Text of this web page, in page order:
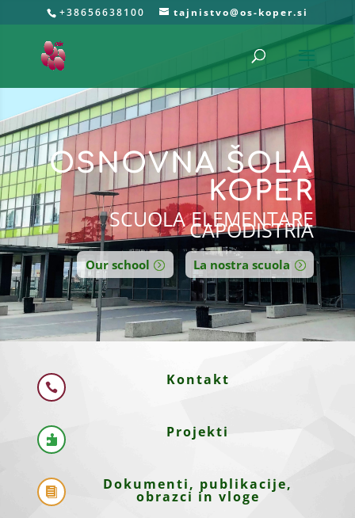
+38656638100 tajnistvo@os-koper.si
OSNOVNA ŠOLA
KOPER
SCUOLA ELEMENTARE
CAPODISTRIA
Our school La nostra scuola
 Kontakt
 Projekti
 Dokumenti, publikacije,
obrazci in vloge